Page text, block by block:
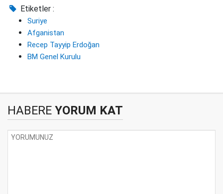
Etiketler :
Suriye
Afganistan
Recep Tayyip Erdoğan
BM Genel Kurulu
HABERE YORUM KAT